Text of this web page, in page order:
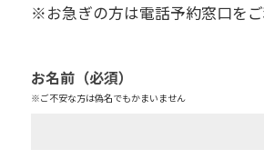
※お急ぎの方は電話予約窓口をご
お名前 （必須）
※ご不安な方は偽名でもかまいません